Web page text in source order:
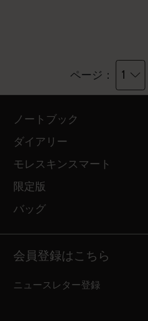
ページ： 1
ノートブック
ダイアリー
モレスキンスマート
限定版
バッグ
会員登録はこちら
ニュースレター登録